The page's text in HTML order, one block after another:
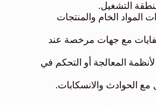
التشغيل.
الخام والمنتجات
مع جهات مرخصة عند
المعالجة أو التحكم في
مع الحوادث والانسكابات.